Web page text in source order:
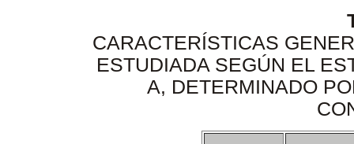
CARACTERÍSTICAS
ESTUDIADA SEGÚN EL
A, DETERMINADO